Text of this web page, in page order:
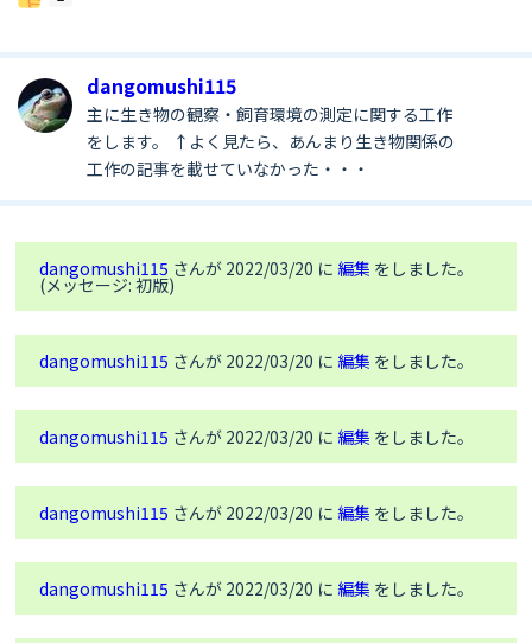
dangomushi115
主に生き物の観察・飼育環境の測定に関する工作
をします。 ↑よく見たら、あんまり生き物関係の
工作の記事を載せていなかった・・・
dangomushi115 さんが 2022/03/20 に編集 をしました。
(メッセージ: 初版)
dangomushi115 さんが 2022/03/20 に編集 をしました。
dangomushi115 さんが 2022/03/20 に編集 をしました。
dangomushi115 さんが 2022/03/20 に編集 をしました。
dangomushi115 さんが 2022/03/20 に編集 をしました。